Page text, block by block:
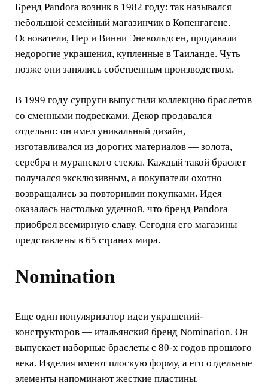
Бренд Pandora возник в 1982 году: так назывался
небольшой семейный магазинчик в Копенгагене.
Основатели, Пер и Винни Эневольдсен, продавали
недорогие украшения, купленные в Таиланде. Чуть
позже они занялись собственным производством.
В 1999 году супруги выпустили коллекцию браслетов
со сменными подвесками. Декор продавался
отдельно: он имел уникальный дизайн,
изготавливался из дорогих материалов — золота,
серебра и муранского стекла. Каждый такой браслет
получался эксклюзивным, а покупатели охотно
возвращались за повторными покупками. Идея
оказалась настолько удачной, что бренд Pandora
приобрел всемирную славу. Сегодня его магазины
представлены в 65 странах мира.
Nomination
Еще один популяризатор идеи украшений-
конструкторов — итальянский бренд Nomination. Он
выпускает наборные браслеты с 80-х годов прошлого
века. Изделия имеют плоскую форму, а его отдельные
элементы напоминают жесткие пластины.